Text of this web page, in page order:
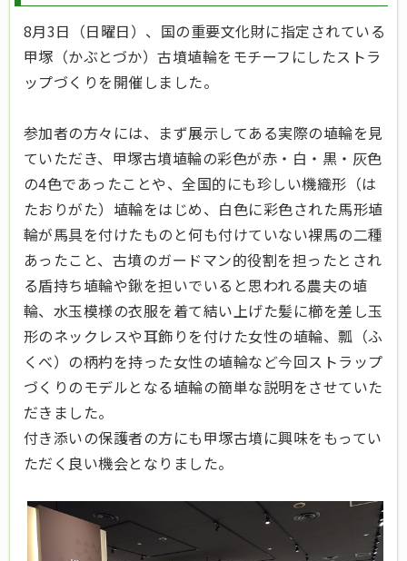
8月3日（日曜日）、国の重要文化財に指定されている
甲塚（かぶとづか）古墳埴輪をモチーフにしたストラ
ップづくりを開催しました。
参加者の方々には、まず展示してある実際の埴輪を見
ていただき、甲塚古墳埴輪の彩色が赤・白・黒・灰色
の4色であったことや、全国的にも珍しい機織形（は
たおりがた）埴輪をはじめ、白色に彩色された馬形埴
輪が馬具を付けたものと何も付けていない裸馬の二種
あったこと、古墳のガードマン的役割を担ったとされ
る盾持ち埴輪や鍬を担いでいると思われる農夫の埴
輪、水玉模様の衣服を着て結い上げた髪に櫛を差し玉
形のネックレスや耳飾りを付けた女性の埴輪、瓢（ふ
くべ）の柄杓を持った女性の埴輪など今回ストラップ
づくりのモデルとなる埴輪の簡単な説明をさせていた
だきました。
付き添いの保護者の方にも甲塚古墳に興味をもってい
ただく良い機会となりました。